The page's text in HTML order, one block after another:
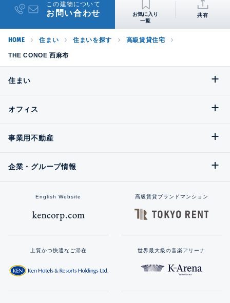
この建物について
お問い合わせ 共有
HOME 住まい 住まいを探す 高級賃貸住宅
THE CONOE 西麻布
住まい
オフィス
事業用不動産
企業・グループ情報
English Website 高級賃貸ブランドマンション
上質かつ快適なご滞在 世界最大級の音楽アリーナ